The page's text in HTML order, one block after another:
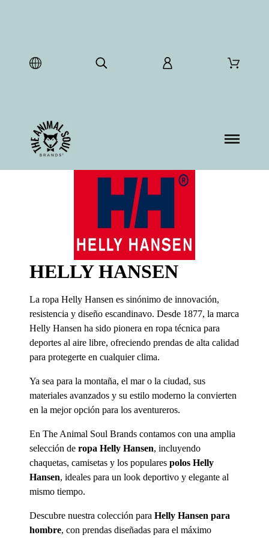
HELLY HANSEN
La ropa Helly Hansen es sinónimo de innovación,
resistencia y diseño escandinavo. Desde 1877, la marca
Helly Hansen ha sido pionera en ropa técnica para
deportes al aire libre, ofreciendo prendas de alta calidad
para protegerte en cualquier clima.
Ya sea para la montaña, el mar o la ciudad, sus
materiales avanzados y su estilo moderno la convierten
en la mejor opción para los aventureros.
En The Animal Soul Brands contamos con una amplia
selección de ropa Helly Hansen, incluyendo
chaquetas, camisetas y los populares polos Helly
Hansen, ideales para un look deportivo y elegante al
mismo tiempo.
Descubre nuestra colección para Helly Hansen para
hombre, con prendas diseñadas para el máximo